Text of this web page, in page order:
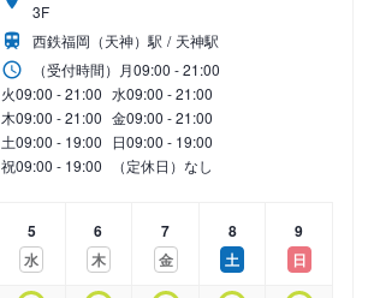
3F
西鉄福岡（天神）駅
天神駅
（受付時間） 月09:00 - 21:00
火09:00 - 21:00 水09:00 - 21:00
木09:00 - 21:00 金09:00 - 21:00
土09:00 - 19:00 日09:00 - 19:00
祝09:00 - 19:00 （定休日）なし
5
水
6
木
7
金
8
土
9
日